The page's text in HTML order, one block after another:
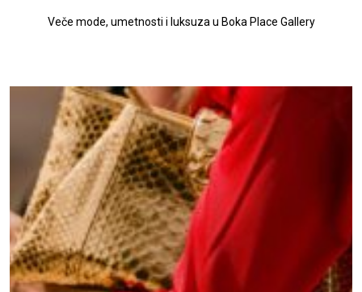
Veče mode, umetnosti i luksuza u Boka Place Gallery